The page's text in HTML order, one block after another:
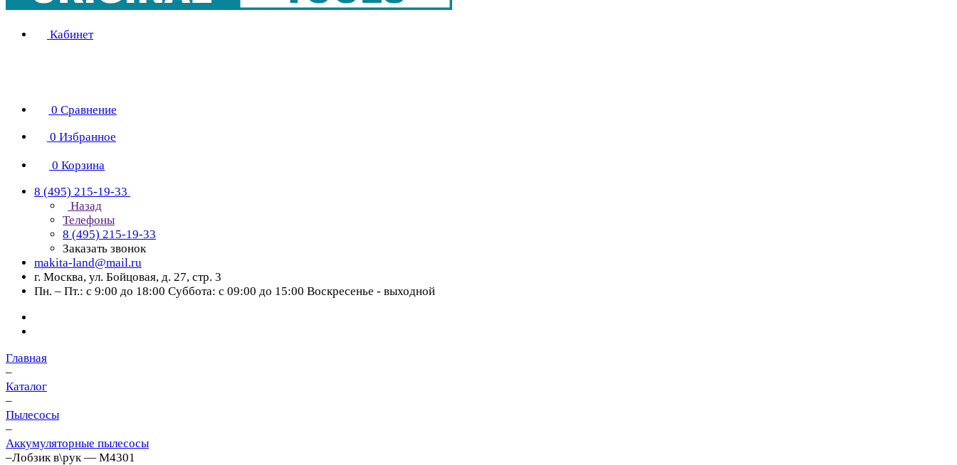
Кабинет
0 Сравнение
0 Избранное
0 Корзина
8 (495) 215-19-33
Назад
Телефоны
8 (495) 215-19-33
Заказать звонок
makita-land@mail.ru
г. Москва, ул. Бойцовая, д. 27, стр. 3
Пн. – Пт.: с 9:00 до 18:00 Суббота: с 09:00 до 15:00 Воскресенье - выходной
Главная
–
Каталог
–
Пылесосы
–
Аккумуляторные пылесосы
–Лобзик в\рук — M4301